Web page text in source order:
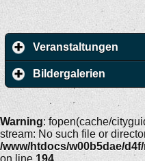
Veranstaltungen
Bildergalerien
Warning: fopen(cache/
stream: No such file or
/www/htdocs/w00b5dae/
on line 194